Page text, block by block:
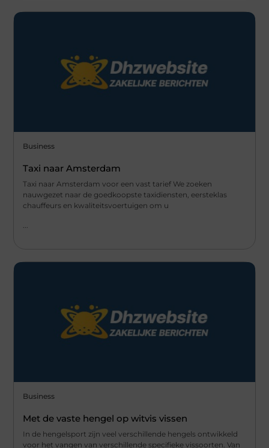
Business
Taxi naar Amsterdam
Taxi naar Amsterdam voor een vast tarief We zoeken
nauwgezet naar de goedkoopste taxidiensten, eersteklas
chauffeurs en kwaliteitsvoertuigen om u
Business
Met de vaste hengel op witvis vissen
In de hengelsport zijn veel verschillende hengels ontwikkeld
voor het vangen van verschillende specifieke vissoorten. Van